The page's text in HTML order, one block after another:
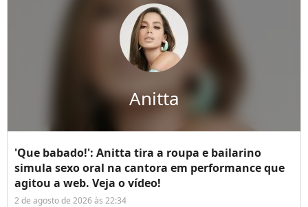
Anitta
'Que babado!': Anitta tira a roupa e bailarino
simula sexo oral na cantora em performance que
agitou a web. Veja o vídeo!
2 de agosto de 2026 às 22:34